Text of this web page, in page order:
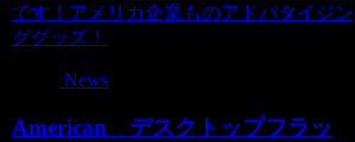
です！アメリカ企業ものアドバタイジン
ググッズ！
News
American デスクトップフラッ